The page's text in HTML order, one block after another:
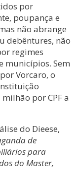
por
poupança e
não abrange
debêntures, não
regimes
municípios. Sem
Vorcaro, o
por CPF a
do Dieese,
de
para
do Master,